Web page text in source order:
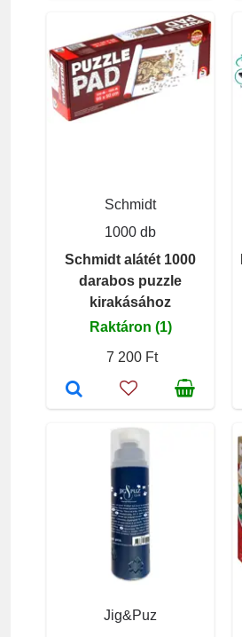
Schmidt
1000 db
Schmidt alátét 1000
darabos puzzle
kirakásához
Raktáron (1)
7 200 Ft
Jig&Puz